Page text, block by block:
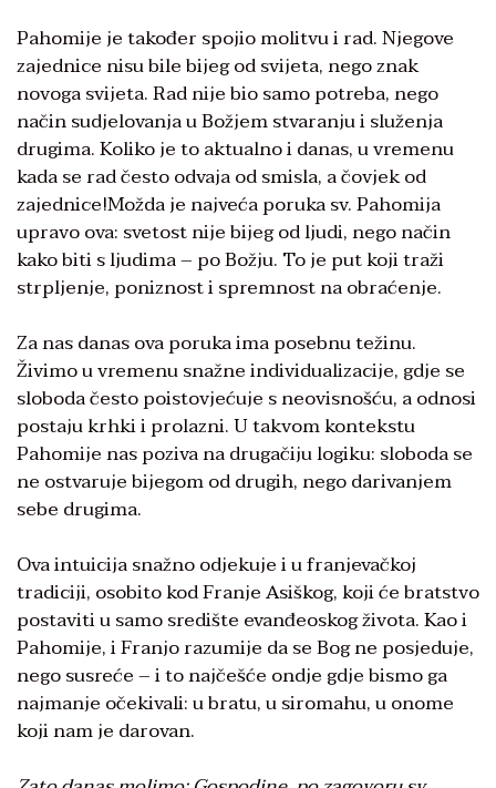
Pahomije je također spojio molitvu i rad. Njegove
zajednice nisu bile bijeg od svijeta, nego znak
novoga svijeta. Rad nije bio samo potreba, nego
način sudjelovanja u Božjem stvaranju i služenja
drugima. Koliko je to aktualno i danas, u vremenu
kada se rad često odvaja od smisla, a čovjek od
zajednice!Možda je najveća poruka sv. Pahomija
upravo ova: svetost nije bijeg od ljudi, nego način
kako biti s ljudima – po Božju. To je put koji traži
strpljenje, poniznost i spremnost na obraćenje.
Za nas danas ova poruka ima posebnu težinu.
Živimo u vremenu snažne individualizacije, gdje se
sloboda često poistovjećuje s neovisnošću, a odnosi
postaju krhki i prolazni. U takvom kontekstu
Pahomije nas poziva na drugačiju logiku: sloboda se
ne ostvaruje bijegom od drugih, nego darivanjem
sebe drugima.
Ova intuicija snažno odjekuje i u franjevačkoj
tradiciji, osobito kod Franje Asiškog, koji će bratstvo
postaviti u samo središte evanđeoskog života. Kao i
Pahomije, i Franjo razumije da se Bog ne posjeduje,
nego susreće – i to najčešće ondje gdje bismo ga
najmanje očekivali: u bratu, u siromahu, u onome
koji nam je darovan.